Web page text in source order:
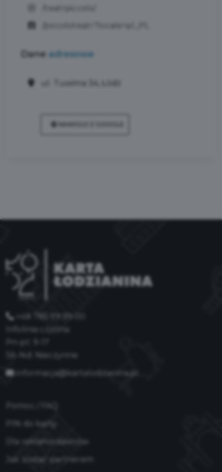
Dane adresowe
ul. Tuwima 34, Łódź
+48 785 99 99 00
Infolinia czynna:
Sb-Nd: Nieczynne
informacja@kartalodzianina.pl
PIN do karty
Dla reklamodawców
Jak zostać partnerem